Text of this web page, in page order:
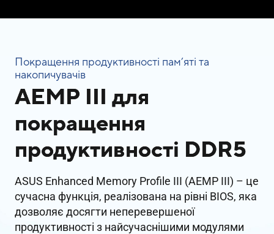
Покращення продуктивності пам’яті та
накопичувачів
AEMP III для
покращення
продуктивності DDR5
ASUS Enhanced Memory Profile III (AEMP III) – це
сучасна функція, реалізована на рівні BIOS, яка
дозволяє досягти неперевершеної
продуктивності з найсучаснішими модулями